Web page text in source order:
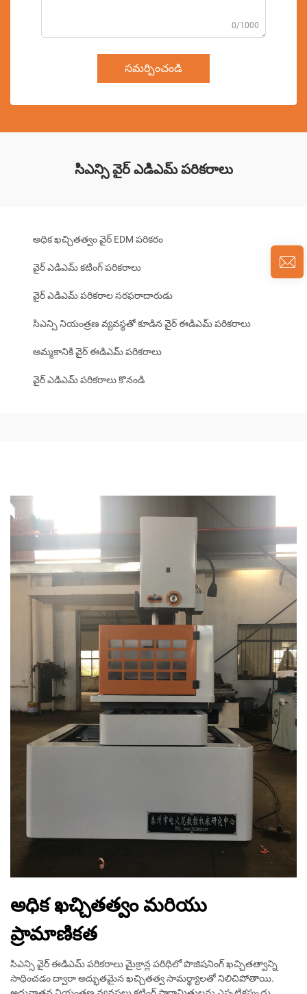
0/1000
సమర్పించండి
సిఎన్సి వైర్ ఎడిఎమ్ పరికరాలు
అధిక ఖచ్చితత్వం వైర్ EDM పరికరం
వైర్ ఎడిఎమ్ కటింగ్ పరికరాలు
వైర్ ఎడిఎమ్ పరికరాల సరఫరాదారుడు
సిఎన్సి నియంత్రణ వ్యవస్థతో కూడిన వైర్ ఈడిఎమ్ పరికరాలు
అమ్మకానికి వైర్ ఈడిఎమ్ పరికరాలు
వైర్ ఎడిఎమ్ పరికరాలు కొనండి
అధిక ఖచ్చితత్వం మరియు
ప్రామాణికత
సిఎన్సి వైర్ ఈడిఎమ్ పరికరాలు మైక్రాన్ల పరిధిలో పొజిషనింగ్ ఖచ్చితత్వాన్ని
సాధించడం ద్వారా అద్భుతమైన ఖచ్చితత్వ సామర్థ్యాలతో నిలిచిపోతాయి.